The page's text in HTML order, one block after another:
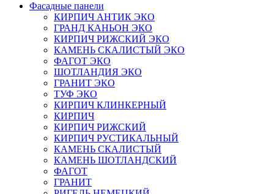
Фасадные панели
КИРПИЧ АНТИК ЭКО
ГРАНД КАНЬОН ЭКО
КИРПИЧ РИЖСКИЙ ЭКО
КАМЕНЬ СКАЛИСТЫЙ ЭКО
ФАГОТ ЭКО
ШОТЛАНДИЯ ЭКО
ГРАНИТ ЭКО
ТУФ ЭКО
КИРПИЧ КЛИНКЕРНЫЙ
КИРПИЧ
КИРПИЧ РИЖСКИЙ
КИРПИЧ РУСТИКАЛЬНЫЙ
КАМЕНЬ СКАЛИСТЫЙ
КАМЕНЬ ШОТЛАНДСКИЙ
ФАГОТ
ГРАНИТ